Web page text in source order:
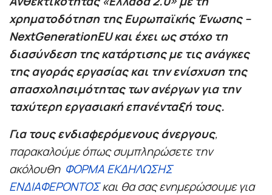
χρηματοδότηση της Ευρωπαϊκής Ένωσης –
NextGenerationEU και έχει ως στόχο τη
διασύνδεση της κατάρτισης με τις ανάγκες
της αγοράς εργασίας και την ενίσχυση της
απασχολησιμότητας των ανέργων για την
ταχύτερη εργασιακή επανένταξή τους.
Για τους ενδιαφερόμενους άνεργους,
παρακαλούμε όπως συμπληρώσετε την
ακόλουθη ΦΟΡΜΑ ΕΚΔΗΛΩΣΗΣ
ΕΝΔΙΑΦΕΡΟΝΤΟΣκαι θα σας ενημερώσουμε για